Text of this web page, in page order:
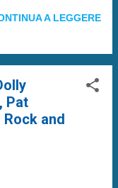
A LEGGERE
Pat
and